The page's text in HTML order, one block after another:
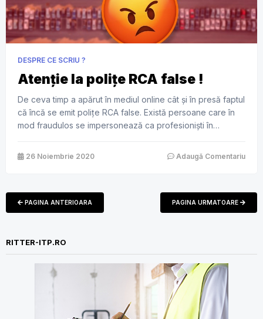
DESPRE CE SCRIU ?
Atenție la polițe RCA false !
De ceva timp a apărut în mediul online cât și în presă faptul
că încă se emit polițe RCA false. Există persoane care în
mod fraudulos se impersonează ca profesioniști în
de asigurări care nici măcar nu mai există. Acest aspect,
26 Noiembrie 2020 Adaugă Comentariu
PAGINA ANTERIOARA PAGINA URMATOARE
RITTER-ITP.RO